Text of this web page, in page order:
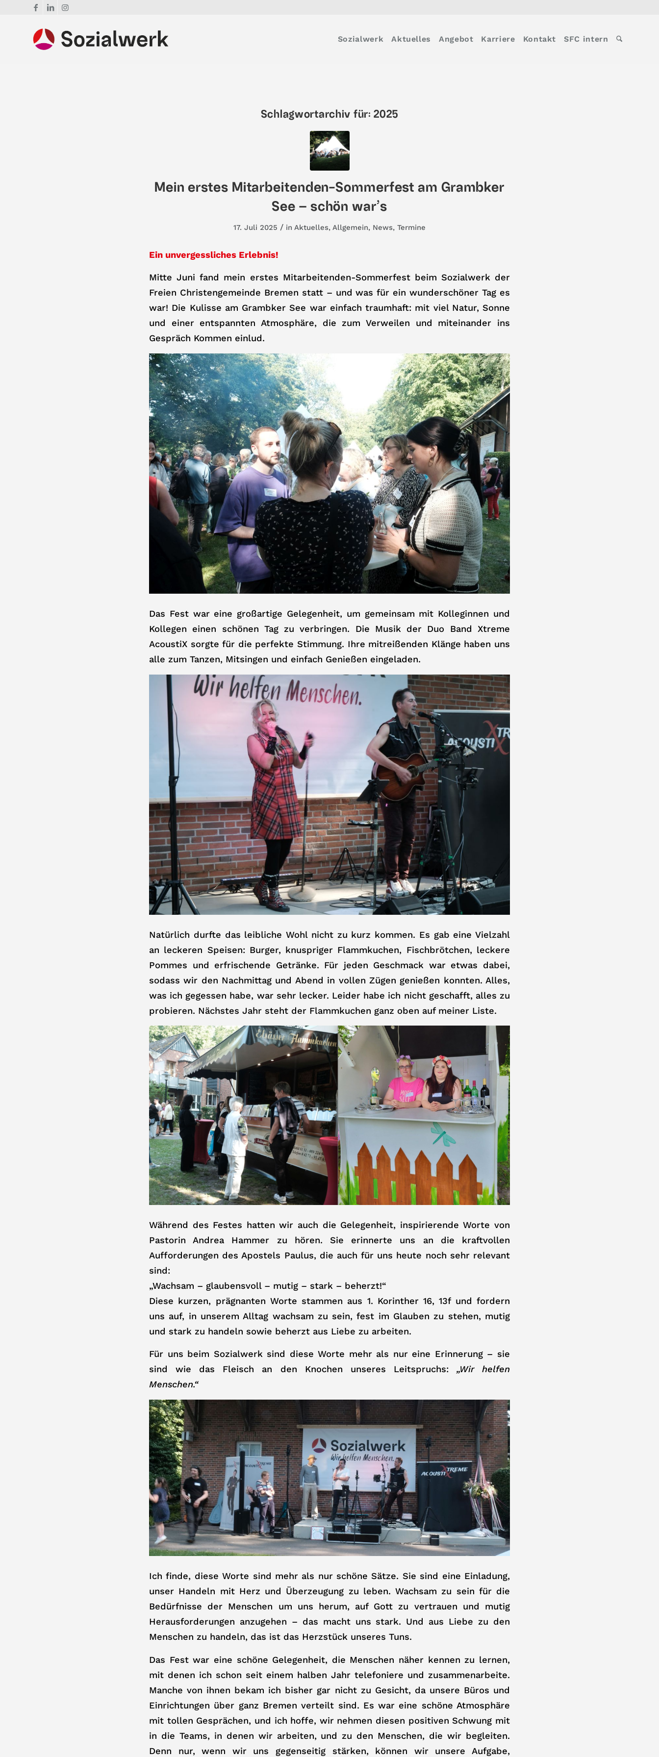
Sozialwerk Aktuelles Angebot Karriere Kontakt SFC intern
Schlagwortarchiv für:2025
Mein erstes Mitarbeitenden-Sommerfest am Grambker
See – schön war’s
17. Juli 2025 / in Aktuelles, Allgemein, News, Termine
Ein unvergessliches Erlebnis!
Mitte Juni fand mein erstes Mitarbeitenden-Sommerfest beim Sozialwerk der
Freien Christengemeinde Bremen statt – und was für ein wunderschöner Tag es
war! Die Kulisse am Grambker See war einfach traumhaft: mit viel Natur, Sonne
und einer entspannten Atmosphäre, die zum Verweilen und miteinander ins
Gespräch Kommen einlud.
Das Fest war eine großartige Gelegenheit, um gemeinsam mit Kolleginnen und
Kollegen einen schönen Tag zu verbringen. Die Musik der Duo Band Xtreme
AcoustiX sorgte für die perfekte Stimmung. Ihre mitreißenden Klänge haben uns
alle zum Tanzen, Mitsingen und einfach Genießen eingeladen.
Natürlich durfte das leibliche Wohl nicht zu kurz kommen. Es gab eine Vielzahl
an leckeren Speisen: Burger, knuspriger Flammkuchen, Fischbrötchen, leckere
Pommes und erfrischende Getränke. Für jeden Geschmack war etwas dabei,
sodass wir den Nachmittag und Abend in vollen Zügen genießen konnten. Alles,
was ich gegessen habe, war sehr lecker. Leider habe ich nicht geschafft, alles zu
probieren. Nächstes Jahr steht der Flammkuchen ganz oben auf meiner Liste.
Während des Festes hatten wir auch die Gelegenheit, inspirierende Worte von
Pastorin Andrea Hammer zu hören. Sie erinnerte uns an die kraftvollen
Aufforderungen des Apostels Paulus, die auch für uns heute noch sehr relevant
sind:
„Wachsam – glaubensvoll – mutig – stark – beherzt!“
Diese kurzen, prägnanten Worte stammen aus 1. Korinther 16, 13f und fordern
uns auf, in unserem Alltag wachsam zu sein, fest im Glauben zu stehen, mutig
und stark zu handeln sowie beherzt aus Liebe zu arbeiten.
Für uns beim Sozialwerk sind diese Worte mehr als nur eine Erinnerung – sie
sind wie das Fleisch an den Knochen unseres Leitspruchs: „Wir helfen
Menschen.“
Ich finde, diese Worte sind mehr als nur schöne Sätze. Sie sind eine Einladung,
unser Handeln mit Herz und Überzeugung zu leben. Wachsam zu sein für die
Bedürfnisse der Menschen um uns herum, auf Gott zu vertrauen und mutig
Herausforderungen anzugehen – das macht uns stark. Und aus Liebe zu den
Menschen zu handeln, das ist das Herzstück unseres Tuns.
Das Fest war eine schöne Gelegenheit, die Menschen näher kennen zu lernen,
mit denen ich schon seit einem halben Jahr telefoniere und zusammenarbeite.
Manche von ihnen bekam ich bisher gar nicht zu Gesicht, da unsere Büros und
Einrichtungen über ganz Bremen verteilt sind. Es war eine schöne Atmosphäre
mit tollen Gesprächen, und ich hoffe, wir nehmen diesen positiven Schwung mit
in die Teams, in denen wir arbeiten, und zu den Menschen, die wir begleiten.
Denn nur, wenn wir uns gegenseitig stärken, können wir unsere Aufgabe,